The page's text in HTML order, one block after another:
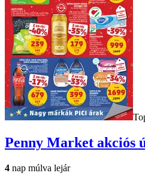
Penny Market akciós
4 nap múlva lejár